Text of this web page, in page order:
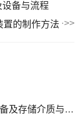
备与流程
置的制作方法
存储介质与流程